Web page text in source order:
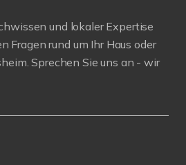
und lokaler Expertise
Fragen rund um Ihr Haus oder
Sprechen Sie uns an - wir